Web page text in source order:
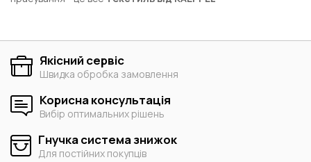
Якісний сервіс
Швидка обробка замовлення
Корисна консультація
Вибір оптимальних рішень
Гнучка система знижок
Для постійних покупців